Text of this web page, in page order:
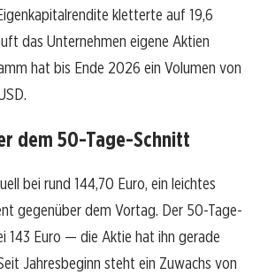
kletterte auf 19,6
das Unternehmen eigene Aktien
hat bis Ende 2026 ein Volumen von
dem 50-Tage-Schnitt
bei rund 144,70 Euro, ein leichtes
gegenüber dem Vortag. Der 50-Tage-
143 Euro — die Aktie hat ihn gerade
Jahresbeginn steht ein Zuwachs von